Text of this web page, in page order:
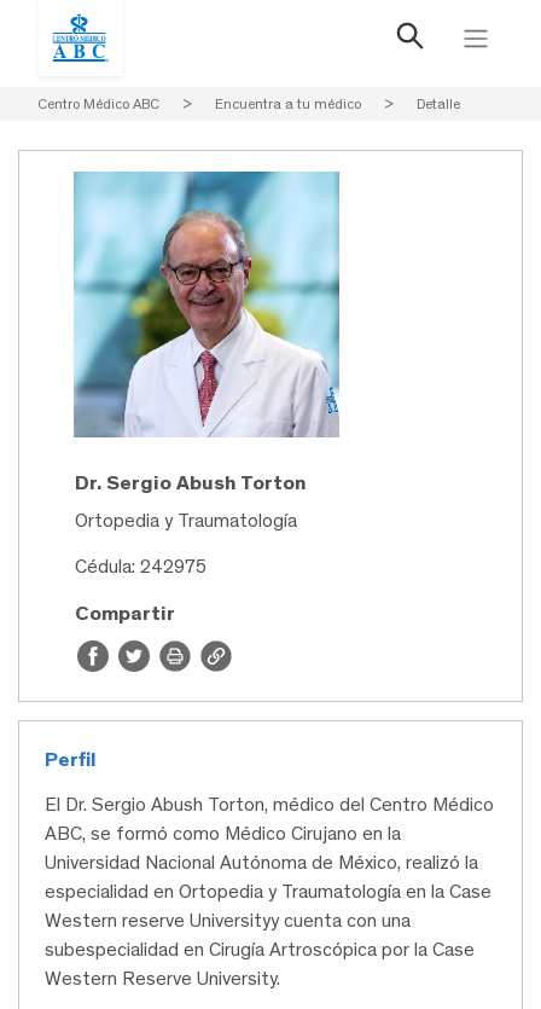
Centro Médico ABC > Encuentra a tu médico > Detalle
Dr. Sergio Abush Torton
Ortopedia y Traumatología
Cédula: 242975
Compartir
Perfil
El Dr. Sergio Abush Torton, médico del Centro Médico
ABC, se formó como Médico Cirujano en la
Universidad Nacional Autónoma de México, realizó la
especialidad en Ortopedia y Traumatología en la Case
Western reserve Universityy cuenta con una
subespecialidad en Cirugía Artroscópica por la Case
Western Reserve University.